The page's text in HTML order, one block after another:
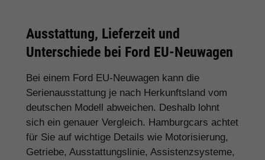
Ausstattung, Lieferzeit und
Unterschiede bei Ford EU-Neuwagen
Bei einem Ford EU-Neuwagen kann die
Serienausstattung je nach Herkunftsland vom
deutschen Modell abweichen. Deshalb lohnt
sich ein genauer Vergleich. Hamburgcars achtet
für Sie auf wichtige Details wie Motorisierung,
Getriebe, Ausstattungslinie, Assistenzsysteme,